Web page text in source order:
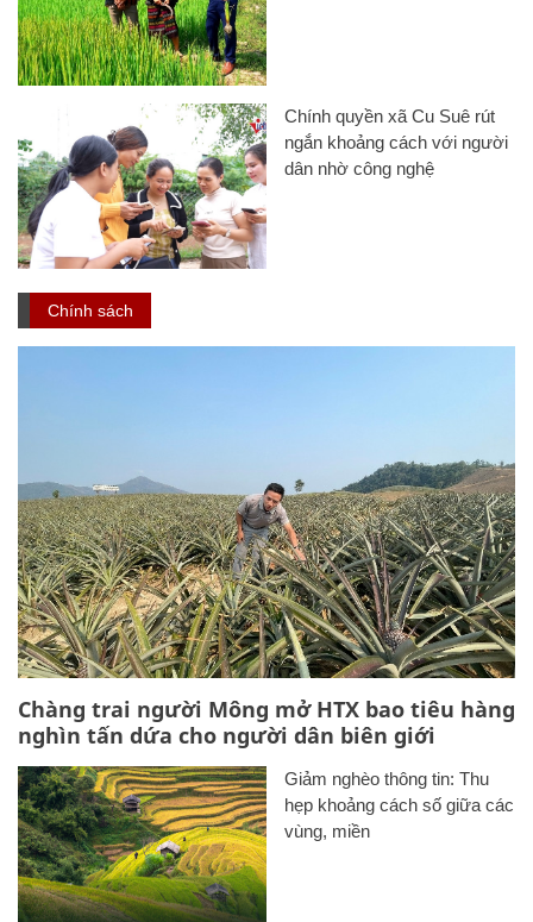
Chính quyền xã Cu Suê rút
ngắn khoảng cách với người
dân nhờ công nghệ
Chính sách
Chàng trai người Mông mở HTX bao tiêu hàng
nghìn tấn dứa cho người dân biên giới
Giảm nghèo thông tin: Thu
hẹp khoảng cách số giữa các
vùng, miền